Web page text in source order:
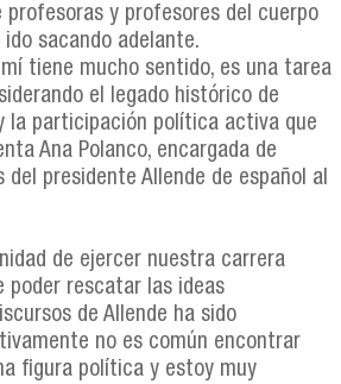
profesoras y profesores del cuerpo
sacando adelante.
tiene mucho sentido, es una tarea
el legado histórico de
la participación política activa que
Ana Polanco, encargada de
presidente Allende de español al
de ejercer nuestra carrera
poder rescatar las ideas
de Allende ha sido
no es común encontrar
figura política y estoy muy